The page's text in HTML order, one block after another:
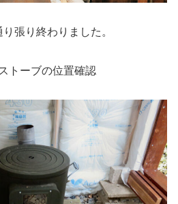
張り終わりました。
トーブの位置確認